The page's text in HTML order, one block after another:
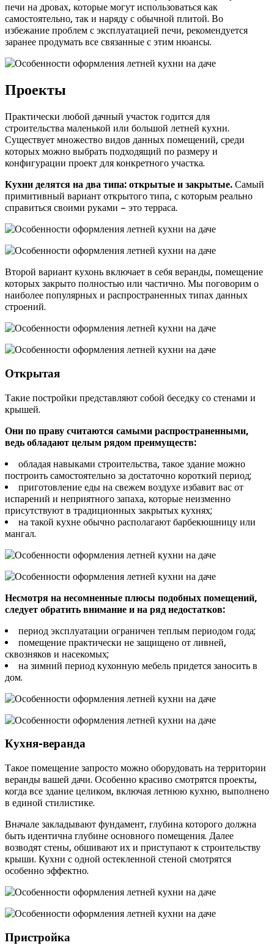
печи на дровах, которые могут использоваться как
самостоятельно, так и наряду с обычной плитой. Во
избежание проблем с эксплуатацией печи, рекомендуется
заранее продумать все связанные с этим нюансы.
Проекты
Практически любой дачный участок годится для
строительства маленькой или большой летней кухни.
Существует множество видов данных помещений, среди
которых можно выбрать подходящий по размеру и
конфигурации проект для конкретного участка.
Кухни делятся на два типа: открытые и закрытые. Самый
примитивный вариант открытого типа, с которым реально
справиться своими руками – это терраса.
Второй вариант кухонь включает в себя веранды, помещение
которых закрыто полностью или частично. Мы поговорим о
наиболее популярных и распространенных типах данных
строений.
Открытая
Такие постройки представляют собой беседку со стенами и
крышей.
Они по праву считаются самыми распространенными,
ведь обладают целым рядом преимуществ:
обладая навыками строительства, такое здание можно
построить самостоятельно за достаточно короткий период;
приготовление еды на свежем воздухе избавит вас от
испарений и неприятного запаха, которые неизменно
присутствуют в традиционных закрытых кухнях;
на такой кухне обычно располагают барбекюшницу или
мангал.
Несмотря на несомненные плюсы подобных помещений,
следует обратить внимание и на ряд недостатков:
период эксплуатации ограничен теплым периодом года;
помещение практически не защищено от ливней,
сквозняков и насекомых;
на зимний период кухонную мебель придется заносить в
дом.
Кухня-веранда
Такое помещение запросто можно оборудовать на территории
веранды вашей дачи. Особенно красиво смотрятся проекты,
когда все здание целиком, включая летнюю кухню, выполнено
в единой стилистике.
Вначале закладывают фундамент, глубина которого должна
быть идентична глубине основного помещения. Далее
возводят стены, обшивают их и приступают к строительству
крыши. Кухни с одной остекленной стеной смотрятся
особенно эффектно.
Пристройка